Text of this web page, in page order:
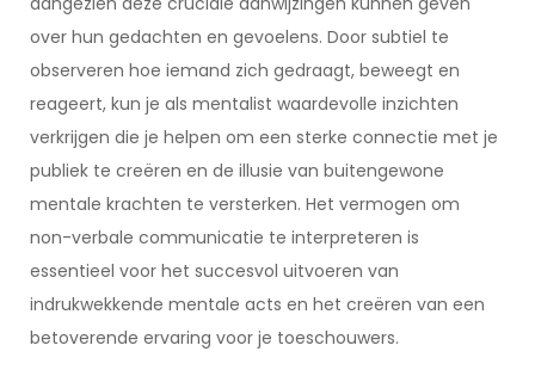
over hun gedachten en gevoelens. Door subtiel te
observeren hoe iemand zich gedraagt, beweegt en
reageert, kun je als mentalist waardevolle inzichten
verkrijgen die je helpen om een sterke connectie met je
publiek te creëren en de illusie van buitengewone
mentale krachten te versterken. Het vermogen om
non-verbale communicatie te interpreteren is
essentieel voor het succesvol uitvoeren van
indrukwekkende mentale acts en het creëren van een
betoverende ervaring voor je toeschouwers.